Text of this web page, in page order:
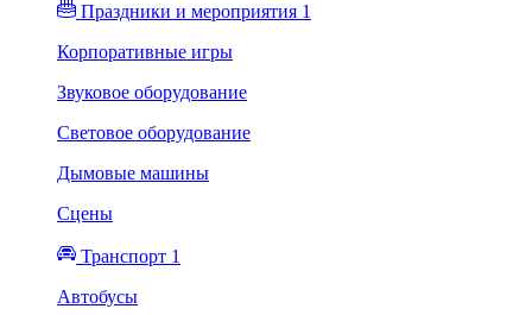
Праздники и мероприятия 1
Корпоративные игры
Звуковое оборудование
Световое оборудование
Дымовые машины
Сцены
Транспорт 1
Автобусы